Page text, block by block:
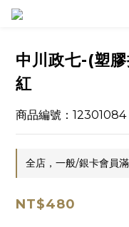
中川政七-(塑
紅
商品編號：12301084
全店，一般/銀卡會員
NT$480